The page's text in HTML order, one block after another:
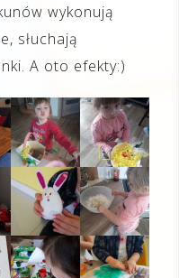
wykonują
słuchają
A oto efekty:)